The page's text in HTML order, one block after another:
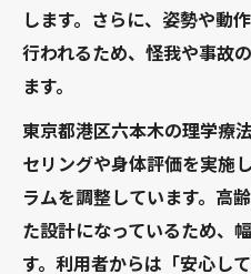
します。さらに、姿勢や動
行われるため、怪我や事故
ます。
東京都港区六本木の理学療
セリングや身体評価を実施
ラムを調整しています。高
た設計になっているため、
す。利用者からは「安心し